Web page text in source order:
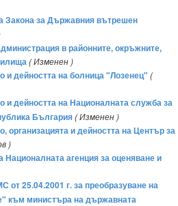
Закона за Държавния вътрешен
в районните, окръжните,
( Изменен )
и дейността на болница "Лозенец" (
и дейността на Националната служба за
България( Изменен )
организацията и дейността на Център за
)
Националната агенция за оценяване и
от 25.04.2001 г. за преобразуване на
към министъра на държавната